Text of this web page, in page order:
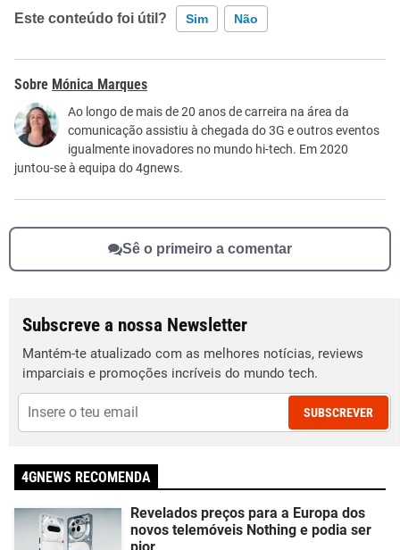
Este conteúdo foi útil? Sim Não
Este conteúdo contém informação incorreta
Este conteúdo não tem a informação que procuro
Outro
Mónica Marques
Ao longo de mais de 20 anos de carreira na área da
comunicação assistiu à chegada do 3G e outros eventos
igualmente inovadores no mundo hi-tech. Em 2020
juntou-se à equipa do 4gnews.
Sê o primeiro a comentar
Subscreve a nossa Newsletter
Mantém-te atualizado com as melhores notícias, reviews
imparciais e promoções incríveis do mundo tech.
SUBSCREVER
4GNEWS RECOMENDA
Revelados preços para a Europa dos
novos telemóveis Nothing e podia ser
pior